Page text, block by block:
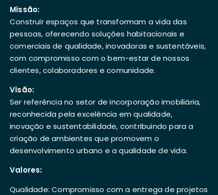
Missão:
Construir espaços que transformam a vida das
pessoas, oferecendo soluções habitacionais e
comerciais de qualidade, inovadoras e sustentáveis,
com compromisso com o bem-estar de nossos
clientes, colaboradores e comunidade.
Visão:
Ser referência no setor de incorporação imobiliária,
reconhecida pela excelência em qualidade,
inovação e sustentabilidade, contribuindo para a
criação de ambientes que promovem o
desenvolvimento urbano e a qualidade de vida.
Valores:
Qualidade: Compromisso com a entrega de projetos